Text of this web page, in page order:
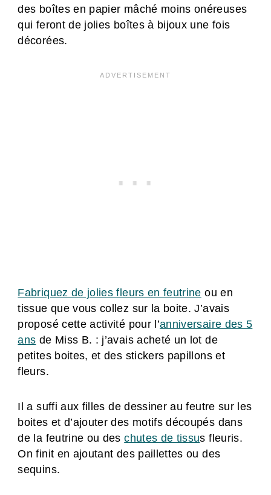
des boîtes en papier mâché moins onéreuses
qui feront de jolies boîtes à bijoux une fois
décorées.
Fabriquez de jolies fleurs en feutrine ou en
tissue que vous collez sur la boite. J’avais
proposé cette activité pour l’anniversaire des 5
ans de Miss B. : j’avais acheté un lot de
petites boites, et des stickers papillons et
fleurs.
Il a suffi aux filles de dessiner au feutre sur les
boites et d’ajouter des motifs découpés dans
de la feutrine ou deschutes de tissus fleuris.
On finit en ajoutant des paillettes ou des
sequins.